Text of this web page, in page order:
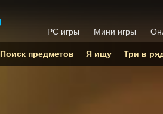
PC игры Мини игры
Поиск предметов Я ищу Три в